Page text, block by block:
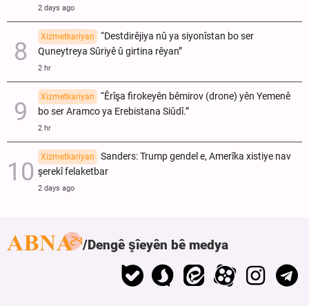
2 days ago
Xizmetkariyan
“Destdirêjiya nû ya siyonîstan bo ser
Quneytreya Sûriyê û girtina rêyan”
2 hr
Xizmetkariyan
“Êrîşa firokeyên bêmirov (drone) yên Yemenê
bo ser Aramco ya Erebistana Siûdî.”
2 hr
Xizmetkariyan
Sanders: Trump gendel e, Amerîka xistiye nav
şerekî felaketbar
2 days ago
Dengê şîeyên bê medya